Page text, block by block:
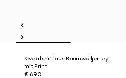
Sweatshirt aus Baumwolljersey
mit Print
€ 690